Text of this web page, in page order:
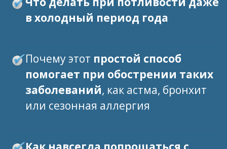
в холодный период года
Почему этот простой способ
помогает при обострении таких
заболеваний, как астма, бронхит
или сезонная аллергия